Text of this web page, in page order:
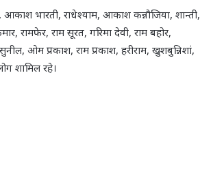
भारती, राधेश्याम, आकाश कन्नौजिया, शान्ती,
रामफेर, राम सूरत, गरिमा देवी, राम बहोर,
ओम प्रकाश, राम प्रकाश, हरीराम, खुशबुन्निशां,
शामिल रहे।